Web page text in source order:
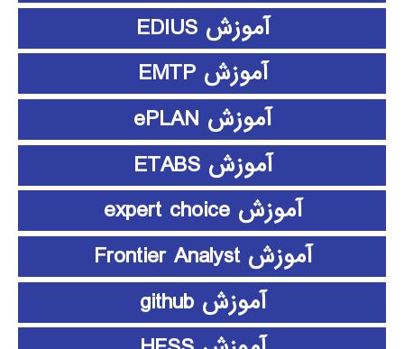
آموزش EDIUS
آموزش EMTP
آموزش ePLAN
آموزش ETABS
آموزش expert choice
آموزش Frontier Analyst
آموزش github